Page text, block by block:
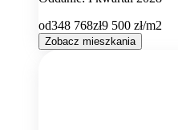
od348 768zł9 500 zł/m2
Zobacz mieszkania